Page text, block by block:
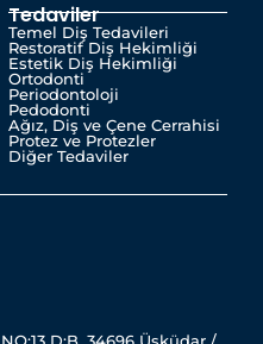
Tedaviler
Temel Diş Tedavileri
Restoratif Diş Hekimliği
Estetik Diş Hekimliği
Ortodonti
Periodontoloji
Pedodonti
Ağız, Diş ve Çene Cerrahisi
Protez ve Protezler
Diğer Tedaviler
D:B, 34696 Üsküdar /